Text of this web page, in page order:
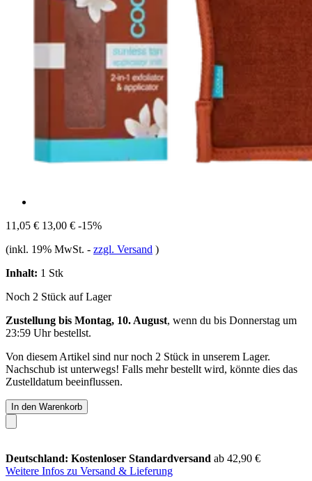
11,05 € 13,00 € -15%
(inkl. 19% MwSt. - zzgl. Versand )
Inhalt: 1 Stk
Noch 2 Stück auf Lager
Zustellung bis Montag, 10. August, wenn du bis Donnerstag um
23:59 Uhrbestellst.
Von diesem Artikel sind nur noch 2 Stück in unserem Lager.
Nachschub ist unterwegs! Falls mehr bestellt wird, könnte dies das
Zustelldatum beeinflussen.
In den Warenkorb
Deutschland: Kostenloser Standardversand ab 42,90 €
Weitere Infos zu Versand & Lieferung